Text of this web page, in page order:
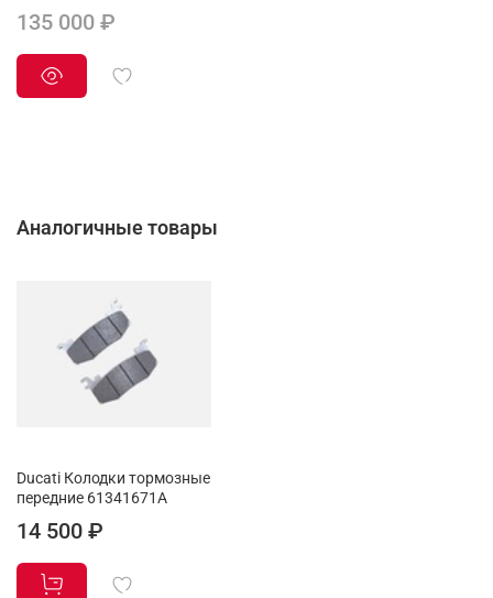
135 000 ₽
Аналогичные товары
Ducati Колодки тормозные
передние 61341671A
14 500 ₽